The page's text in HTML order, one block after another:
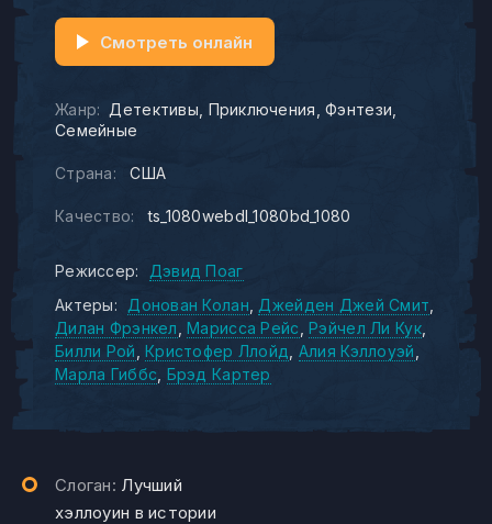
Жанр: Детективы Приключения Фэнтези
Семейные
Страна: США
Качество: ts_1080webdl_1080bd_1080
Смотреть онлайн
Режиссер:
Дэвид Поаг
Актеры:
Донован Колан Джейден Джей Смит
Дилан Фрэнкел
Марисса Рейс Рэйчел Ли Кук
Билли Рой Кристофер Ллойд
Алия Кэллоуэй
Марла Гиббс Брэд Картер
Слоган: Лучший
хэллоуин в истории